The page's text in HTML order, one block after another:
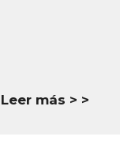
Leer más >